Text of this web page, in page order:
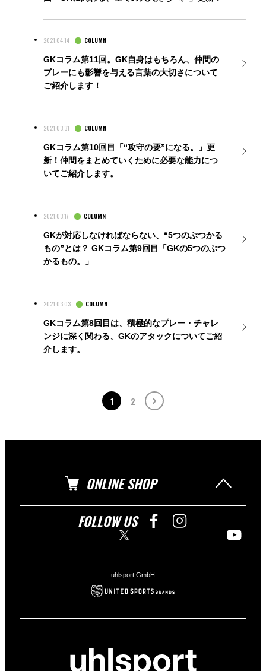
2021.04.14 COLUMN
GKコラム第11回。GK自身はもちろん、仲間の
プレーにも影響を与える言葉の大切さについて
ご紹介します！
2021.03.31 COLUMN
GKコラム第10回目「“攻守の要”になる。」更
新！仲間をまとめていくために必要な能力につ
いてご紹介します。
2021.03.17 COLUMN
GKが対応しなければならない、“5つのぶつかる
もの”とは？ GKコラム第9回目「GKの5つのぶつ
かるもの。」
2021.03.03 COLUMN
GKコラム第8回目は、積極的なプレー・チャレ
ンジに深く関わる、GKのアタックについてご紹
介します。
1 2
ONLINE SHOP
FOLLOW US
uhlsport GmbH